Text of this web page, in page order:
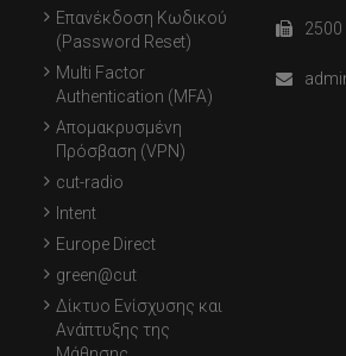
Επανέκδοση Κωδικού
(Password Reset)
Multi Factor
Authentication (MFA)
Απομακρυσμένη
Πρόσβαση (VPN)
cut-radio
Intent
Europe Direct
green@cut
Δίκτυο Ενίσχυσης και
Ανάπτυξης της
2500